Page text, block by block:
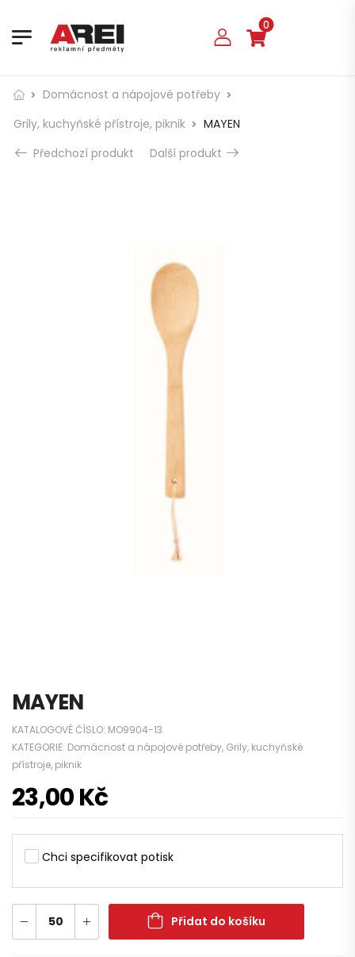
0
Domácnost a nápojové potřeby
Grily, kuchyňské přístroje, piknik
MAYEN
Předchozí produkt
Další produkt
MAYEN
KATALOGOVÉ ČÍSLO: MO9904-13
KATEGORIE: Domácnost a nápojové potřeby, Grily, kuchyňské
přístroje, piknik
23,00Kč
Chci specifikovat potisk
Přidat do košíku